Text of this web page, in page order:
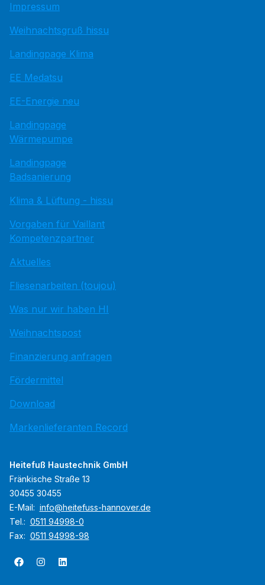
Impressum
Weihnachtsgruß hissu
Landingpage Klima
EE Medatsu
EE-Energie neu
Landingpage
Wärmepumpe
Landingpage
Badsanierung
Klima & Lüftung - hissu
Vorgaben für Vaillant
Kompetenzpartner
Aktuelles
Fliesenarbeiten (toujou)
Was nur wir haben HI
Weihnachtspost
Finanzierung anfragen
Fördermittel
Download
Markenlieferanten Record
Heitefuß Haustechnik GmbH
Fränkische Straße 13
30455 30455
E-Mail: info@heitefuss-hannover.de
Tel.: 0511 94998-0
Fax: 0511 94998-98